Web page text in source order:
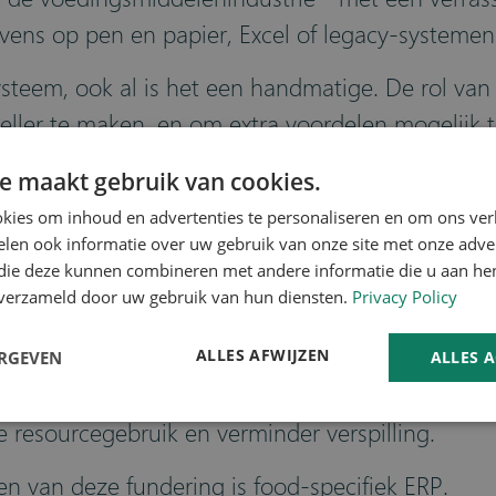
op pen en papier, Excel of legacy-
ook al is het een handmatige. De rol
te maken, en om extra voordelen mogelijk
moet je bedrijf een digitale
je één versie van de waarheid in
geen problemen veroorzaken.
over meer dan alleen barcodes scannen.
maken.
en knelpunten uitsluiten, en betere product-
resourcegebruik en verminder verspilling.
van deze fundering is food-specifiek ERP.
maakt gebruik van cookies.
om inhoud en advertenties te personaliseren en om ons
ook informatie over uw gebruik van onze site met onze
deze kunnen combineren met andere informatie die u aan
door uw gebruik van hun diensten. Privacy Policy
ALLES
ALLES AFWIJZEN